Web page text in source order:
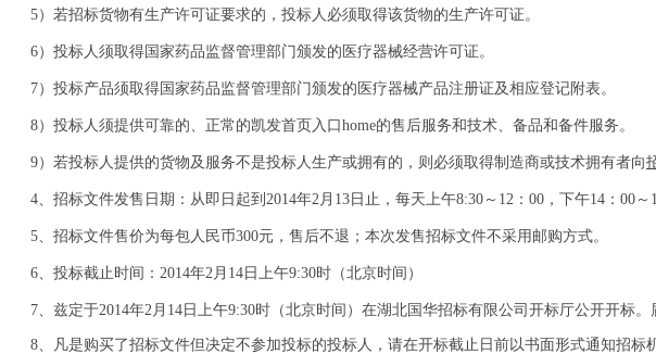
5）若招标货物有生产许可证要求的，投标人必须取得该货物的生产许可证。
6）投标人须取得国家药品监督管理部门颁发的医疗器械经营许可证。
7）投标产品须取得国家药品监督管理部门颁发的医疗器械产品注册证及相应登记附表。
8）投标人须提供可靠的、正常的凯发首页入口home的售后服务和技术、备品和备件服务。
9）若投标人提供的货物及服务不是投标人生产或拥有的，则必须取得制造商或技术拥有者向
4、招标文件发售日期：从即日起到2014年2月 13 日止，每天上午8:30～ 12：00，下午14：00 ～
5、招标文件售价为每包人民币300元，售后不退；本次发售招标文件不采用邮购方式。
6、投标截止时间：2014年2月 14 日上午9:30时（北京时间）
7、兹定于2014年2月 14 日上午9:30时（北京时间）在湖北国华招标有限公司开标厅公开开标。
8、凡是购买了招标文件但决定不参加投标的投标人，请在开标截止日前以书面形式通知招